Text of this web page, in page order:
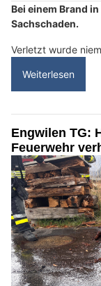
Bei einem Brand
Sachschaden.
Verletzt wurde
Weiterlesen
Engwilen TG:
Feuerwehr